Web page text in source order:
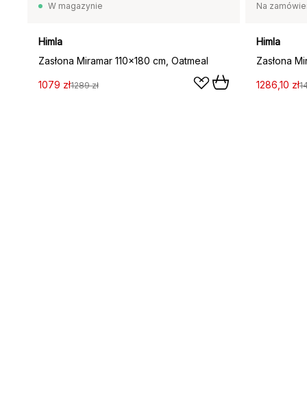
W magazynie
Himla
Zasłona Miramar 110x180 cm, Oatmeal
1079 zł1289 zł
Na
Himla
Zasłona
1286,10 zł